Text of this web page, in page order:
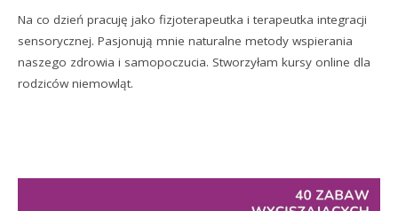
Na co dzień pracuję jako fizjoterapeutka i terapeutka integracji
sensorycznej. Pasjonują mnie naturalne metody wspierania
naszego zdrowia i samopoczucia. Stworzyłam kursy online dla
rodziców niemowląt.